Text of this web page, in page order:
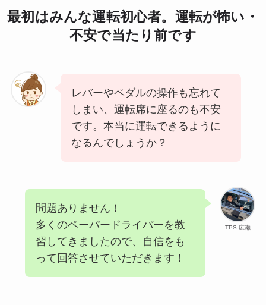
最初はみんな運転初心者。運転が怖い・
不安で当たり前です
レバーやペダルの操作も忘れて
しまい、運転席に座るのも不安
です。本当に運転できるように
なるんでしょうか？
TPS 広瀬
問題ありません！
多くのペーパードライバーを教
習してきましたので、自信をも
って回答させていただきます！